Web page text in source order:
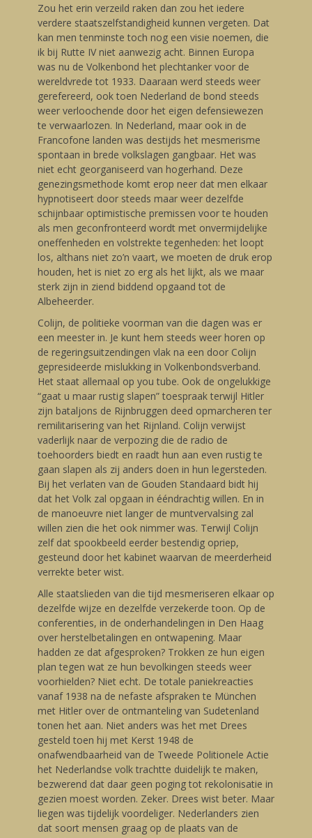
Zou het erin verzeild raken dan zou het iedere
verdere staatszelfstandigheid kunnen vergeten. Dat
kan men tenminste toch nog een visie noemen, die
ik bij Rutte IV niet aanwezig acht. Binnen Europa
was nu de Volkenbond het plechtanker voor de
wereldvrede tot 1933. Daaraan werd steeds weer
gerefereerd, ook toen Nederland de bond steeds
weer verloochende door het eigen defensiewezen
te verwaarlozen. In Nederland, maar ook in de
Francofone landen was destijds het mesmerisme
spontaan in brede volkslagen gangbaar. Het was
niet echt georganiseerd van hogerhand. Deze
genezingsmethode komt erop neer dat men elkaar
hypnotiseert door steeds maar weer dezelfde
schijnbaar optimistische premissen voor te houden
als men geconfronteerd wordt met onvermijdelijke
oneffenheden en volstrekte tegenheden: het loopt
los, althans niet zo’n vaart, we moeten de druk erop
houden, het is niet zo erg als het lijkt, als we maar
sterk zijn in ziend biddend opgaand tot de
Albeheerder.
Colijn, de politieke voorman van die dagen was er
een meester in. Je kunt hem steeds weer horen op
de regeringsuitzendingen vlak na een door Colijn
gepresideerde mislukking in Volkenbondsverband.
Het staat allemaal op you tube. Ook de ongelukkige
“gaat u maar rustig slapen” toespraak terwijl Hitler
zijn bataljons de Rijnbruggen deed opmarcheren ter
remilitarisering van het Rijnland. Colijn verwijst
vaderlijk naar de verpozing die de radio de
toehoorders biedt en raadt hun aan even rustig te
gaan slapen als zij anders doen in hun legersteden.
Bij het verlaten van de Gouden Standaard bidt hij
dat het Volk zal opgaan in ééndrachtig willen. En in
de manoeuvre niet langer de muntvervalsing zal
willen zien die het ook nimmer was. Terwijl Colijn
zelf dat spookbeeld eerder bestendig opriep,
gesteund door het kabinet waarvan de meerderheid
verrekte beter wist.
Alle staatslieden van die tijd mesmeriseren elkaar op
dezelfde wijze en dezelfde verzekerde toon. Op de
conferenties, in de onderhandelingen in Den Haag
over herstelbetalingen en ontwapening. Maar
hadden ze dat afgesproken? Trokken ze hun eigen
plan tegen wat ze hun bevolkingen steeds weer
voorhielden? Niet echt. De totale paniekreacties
vanaf 1938 na de nefaste afspraken te München
met Hitler over de ontmanteling van Sudetenland
tonen het aan. Niet anders was het met Drees
gesteld toen hij met Kerst 1948 de
onafwendbaarheid van de Tweede Politionele Actie
het Nederlandse volk trachtte duidelijk te maken,
bezwerend dat daar geen poging tot rekolonisatie in
gezien moest worden. Zeker. Drees wist beter. Maar
liegen was tijdelijk voordeliger. Nederlanders zien
dat soort mensen graag op de plaats van de